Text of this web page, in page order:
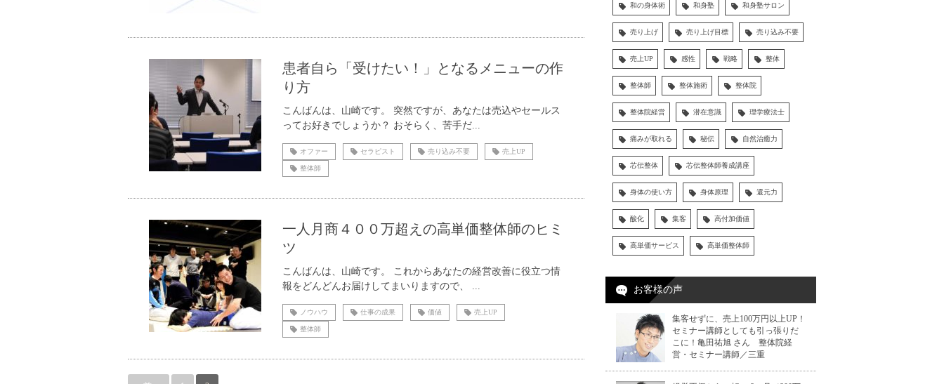
患者自ら「受けたい！」となるメニューの作
り方
こんばんは、山崎です。 突然ですが、あなたは売込やセールス
ってお好きでしょうか？ おそらく、苦手だ...
オファー セラピスト 売り込み不要 売上UP
整体師
一人月商４００万超えの高単価整体師のヒミ
ツ
こんばんは、山崎です。 これからあなたの経営改善に役立つ情
報をどんどんお届けしてまいりますので、 ...
ノウハウ 仕事の成果 価値 売上UP
整体師
和の身体術 和身塾 和身塾サロン
売り上げ 売り上げ目標 売り込み不要
売上UP 感性 戦略 整体
整体師 整体施術 整体院
整体院経営 潜在意識 理学療法士
痛みが取れる 秘伝 自然治癒力
芯伝整体 芯伝整体師養成講座
身体の使い方 身体原理 還元力
酸化 集客 高付加価値
高単価サービス 高単価整体師
お客様の声
集客せずに、売上100万円以上UP！
セミナー講師としても引っ張りだ
こに！亀田祐旭 さん 整体院経
営・セミナー講師／三重